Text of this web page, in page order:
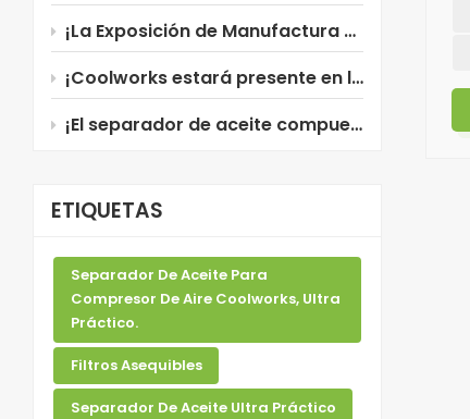
¡La Exposición de Manufactura 2026 en Tailandia está a punto de comenzar!
¡Coolworks estará presente en la Manufacturing Expo 2026 en Tailandia!
¡El separador de aceite compuesto de Coolworks, recientemente mejorado, ya está disponible!
ETIQUETAS
Separador De Aceite Para
Compresor De Aire Coolworks, Ultra
Práctico.
Filtros Asequibles
Separador De Aceite Ultra Práctico